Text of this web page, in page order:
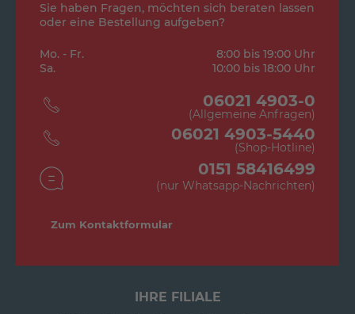
Sie haben Fragen, möchten sich beraten lassen
oder eine Bestellung aufgeben?
Mo. - Fr.
8:00 bis 19:00 Uhr
Sa.
10:00 bis 18:00 Uhr
06021 4903-0
(Allgemeine Anfragen)
06021 4903-5440
(Shop-Hotline)
0151 58416499
(nur Whatsapp-Nachrichten)
Zum Kontaktformular
IHRE FILIALE